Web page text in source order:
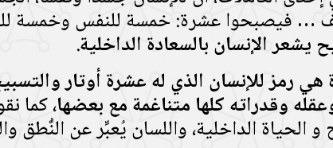
… فيصبحوا عشرة: خمسة للنفس وخمسة
يشعر الإنسان بالسعادة الداخلية.
هي رمز للإنسان الذي له عشرة أوتار
وقدراته كلها متناغمة مع بعضها، كما
الحياة الداخلية، واللسان يُعبِّر عن النُّطق